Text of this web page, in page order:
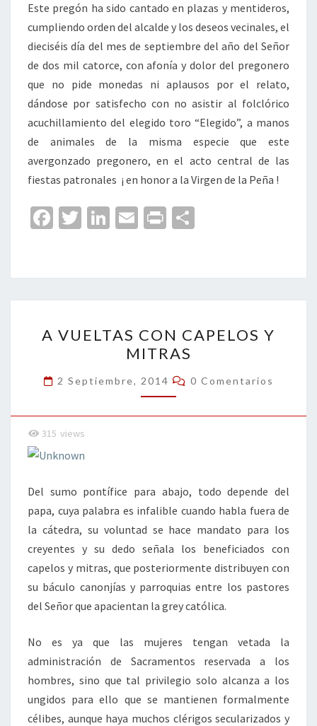
Este pregón ha sido cantado en plazas y mentideros,
cumpliendo orden del alcalde y los deseos vecinales, el
dieciséis día del mes de septiembre del año del Señor
de dos mil catorce, con afonía y dolor del pregonero
que no pide monedas ni aplausos por el relato,
dándose por satisfecho con no asistir al folclórico
acuchillamiento del elegido toro “Elegido”, a manos
de animales de la misma especie que este
avergonzado pregonero, en el acto central de las
fiestas patronales ¡ en honor a la Virgen de la Peña !
Fa
o
o
k
T
er
Li
dI
n
E
l
Pr
p
ar
tir
VUELTAS
CON
CAPELOS
Y
MITRAS
A VUELTAS CON CAPELOS Y
MITRAS
2 Septiembre, 2014 Comentarios
0 Comentarios
315 views
Del sumo pontífice para abajo, todo depende del
papa, cuya palabra es infalible cuando habla fuera de
la cátedra, su voluntad se hace mandato para los
creyentes y su dedo señala los beneficiados con
capelos y mitras, que posteriormente distribuyen con
su báculo canonjías y parroquias entre los pastores
del Señor que apacientan la grey católica.
No es ya que las mujeres tengan vetada la
administración de Sacramentos reservada a los
hombres, sino que tal privilegio solo alcanza a los
ungidos para ello que se mantienen formalmente
célibes, aunque haya muchos clérigos secularizados y